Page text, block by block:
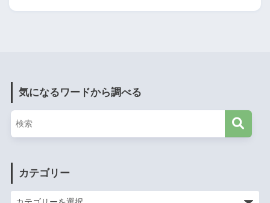
気になるワードから調べる
カテゴリー